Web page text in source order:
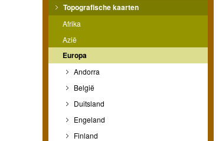
Topografische kaarten
Afrika
Azië
Europa
Andorra
België
Duitsland
Engeland
Finland